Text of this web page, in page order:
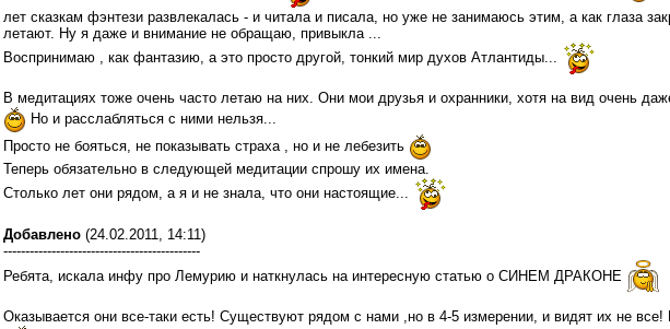
лет сказкам фэнтези развлекалась - и читала и писала, но уже не занимаюсь этим, а как глаза
летают. Ну я даже и внимание не обращаю, привыкла ...
Воспринимаю , как фантазию, а это просто другой, тонкий мир духов Атлантиды...
В медитациях тоже очень часто летаю на них. Они мои друзья и охранники, хотя на вид очень
Но и расслабляться с ними нельзя...
Просто не бояться, не показывать страха , но и не лебезить
Теперь обязательно в следующей медитации спрошу их имена.
Столько лет они рядом, а я и не знала, что они настоящие...
Добавлено (24.02.2011, 14:11)
---------------------------------------------
Ребята, искала инфу про Лемурию и наткнулась на интересную статью о СИНЕМ ДРАКОНЕ
Оказывается они все-таки есть! Существуют рядом с нами ,но в 4-5 измерении, и видят их не все!